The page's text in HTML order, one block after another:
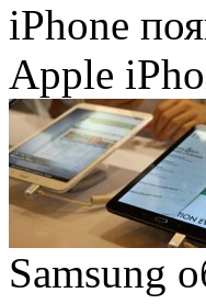
iPhone
Apple
Samsung